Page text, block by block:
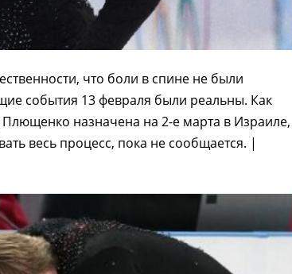
что боли в спине не были
события 13 февраля были реальны. Как
назначена на 2-е марта в Израиле,
весь процесс, пока не сообщается. |